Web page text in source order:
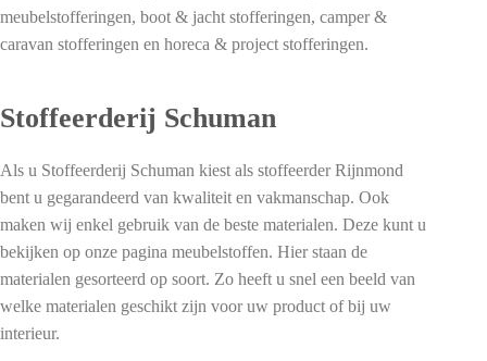
meubelstofferingen, boot & jacht stofferingen, camper &
caravan stofferingen en horeca & project stofferingen.
Stoffeerderij Schuman
Als u Stoffeerderij Schuman kiest als stoffeerder Rijnmond
bent u gegarandeerd van kwaliteit en vakmanschap. Ook
maken wij enkel gebruik van de beste materialen. Deze kunt u
bekijken op onze pagina meubelstoffen. Hier staan de
materialen gesorteerd op soort. Zo heeft u snel een beeld van
welke materialen geschikt zijn voor uw product of bij uw
interieur.